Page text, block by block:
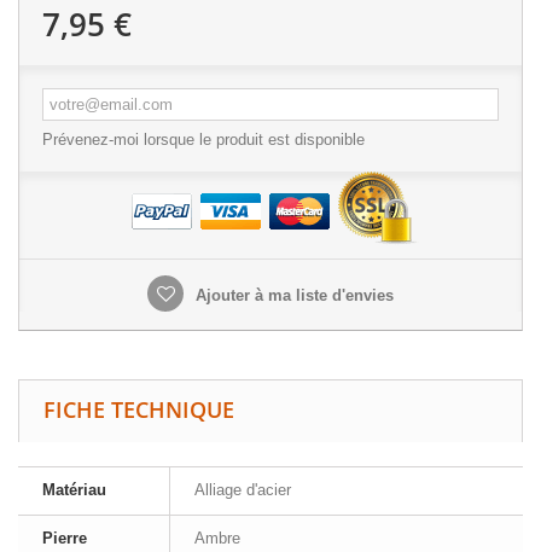
7,95 €
Prévenez-moi lorsque le produit est disponible
Ajouter à ma liste d'envies
FICHE TECHNIQUE
Matériau Alliage d'acier
Pierre Ambre